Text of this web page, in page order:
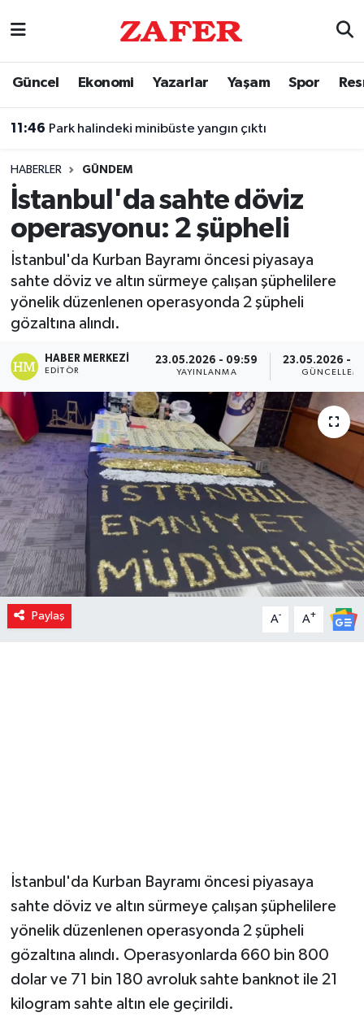
Güncel Ekonomi Yazarlar Yaşam Spor
11:46 Park halindeki minibüste yangın çıktı
HABERLER GÜNDEM
İstanbul'da sahte döviz
operasyonu: 2 şüpheli
İstanbul'da Kurban Bayramı öncesi piyasaya
sahte döviz ve altın sürmeye çalışan şüphelilere
yönelik düzenlenen operasyonda 2 şüpheli
gözaltına alındı.
HABER MERKEZI
EDITÖR
23.05.2026 - 09:59
YAYINLANMA
23.05.2026 -
Paylaş A- A+
İstanbul'da Kurban Bayramı öncesi piyasaya
sahte döviz ve altın sürmeye çalışan şüphelilere
yönelik düzenlenen operasyonda 2 şüpheli
gözaltına alındı. Operasyonlarda 660 bin 800
dolar ve 71 bin 180 avroluk sahte banknot ile 21
kilogram sahte altın ele geçirildi.
Nöbetçi Eczaneler
Trafik Durumu
Süper Lig Puan Durumu ve Fikstür
Tüm Manşetler
Son Dakika Haberleri
Haber Arşivi